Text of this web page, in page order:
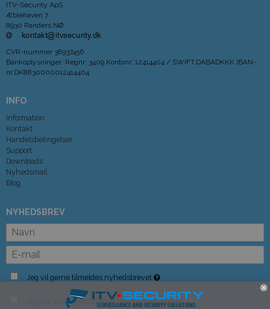
ITV-Security ApS
Æblehaven 7
8930 Randers NØ
CVR-nummer 38937456
Bankoplysninger: Regnr: 3409 Kontonr: 12414404 / SWIFT:DABADKKK IBAN-
nr.DK8830000012414404
INFO
Information
Kontakt
Handelsbetingelser
Support
Downloads
Nyhedsmail
Blog
NYHEDSBREV
Jeg vil gerne tilmeldes nyhedsbrevet
Jeg har læst og acceptererprivatlivspolitikken